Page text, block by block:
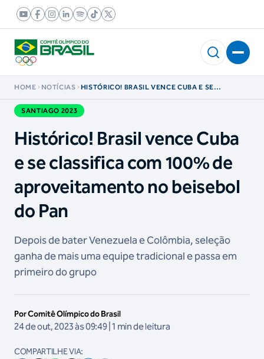
HOME NOTÍCIAS
HISTÓRICO! BRASIL VENCE CUBA E SE
NO BEISEBOL DO PAN
SANTIAGO 2023
Histórico! Brasil vence Cuba
e se classifica com 100% de
aproveitamento no beisebol
do Pan
Depois de bater Venezuela e Colômbia, seleção
ganha de mais uma equipe tradicional e passa em
primeiro do grupo
Por Comitê Olímpico do Brasil
24 de out, 2023 às 09:49 | 1 min de leitura
COMPARTILHE VIA: